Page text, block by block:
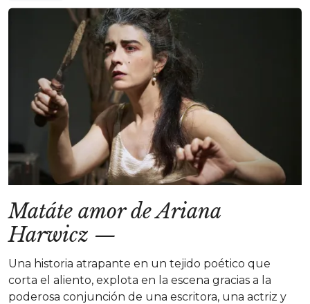
Matáte amor de Ariana
Harwicz —
Una historia atrapante en un tejido poético que
corta el aliento, explota en la escena gracias a la
poderosa conjunción de una escritora, una actriz y